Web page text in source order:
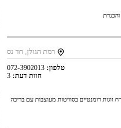
רמת הגולן, חד נס
טלפון: 072-3902013
חוות דעת: 3
רומנטיים בסוויטות מעוצבות עם בריכה